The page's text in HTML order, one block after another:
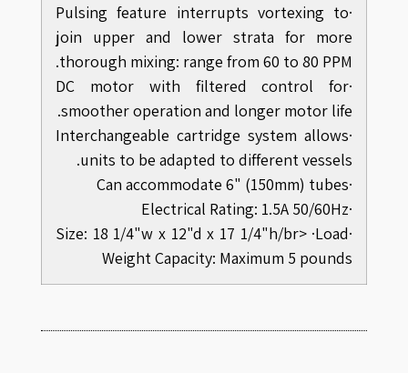
·Pulsing feature interrupts vortexing to
join upper and lower strata for more
thorough mixing: range from 60 to 80 PPM.
·DC motor with filtered control for
smoother operation and longer motor life.
·Interchangeable cartridge system allows
units to be adapted to different vessels.
·Can accommodate 6" (150mm) tubes
·Electrical Rating: 1.5A 50/60Hz
·Size: 18 1/4"w x 12"d x 17 1/4"h/br> ·Load
Weight Capacity: Maximum 5 pounds